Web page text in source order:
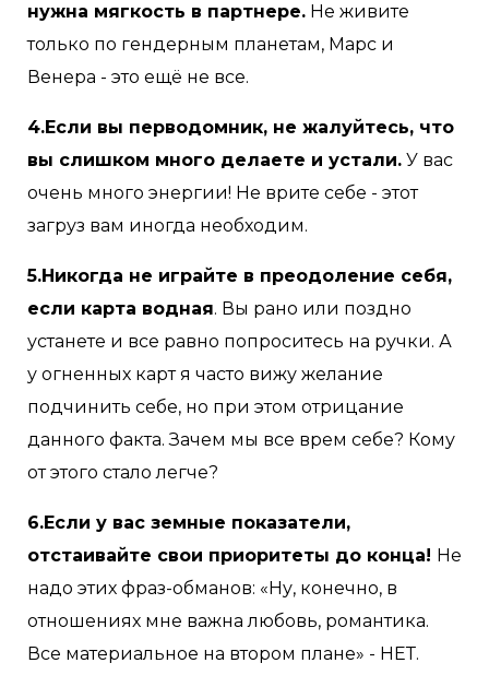
нужна мягкость в партнере. Не живите
только по гендерным планетам, Марс и
Венера - это ещё не все.
4.Если вы перводомник, не жалуйтесь, что
вы слишком много делаете и устали. У вас
очень много энергии! Не врите себе - этот
загруз вам иногда необходим.
5.Никогда не играйте в преодоление себя,
если карта водная. Вы рано или поздно
устанете и все равно попроситесь на ручки. А
у огненных карт я часто вижу желание
подчинить себе, но при этом отрицание
данного факта. Зачем мы все врем себе? Кому
от этого стало легче?
6.Если у вас земные показатели,
отстаивайте свои приоритеты до конца! Не
надо этих фраз-обманов: «Ну, конечно, в
отношениях мне важна любовь, романтика.
Все материальное на втором плане» - НЕТ.